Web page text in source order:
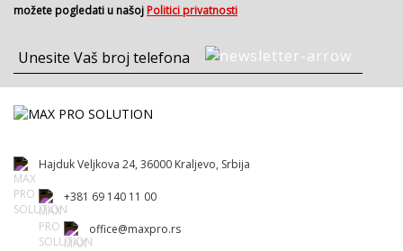
možete pogledati u našoj Politici privatnosti
Hajduk Veljkova 24, 36000 Kraljevo, Srbija
+381 69 140 11 00
office@maxpro.rs